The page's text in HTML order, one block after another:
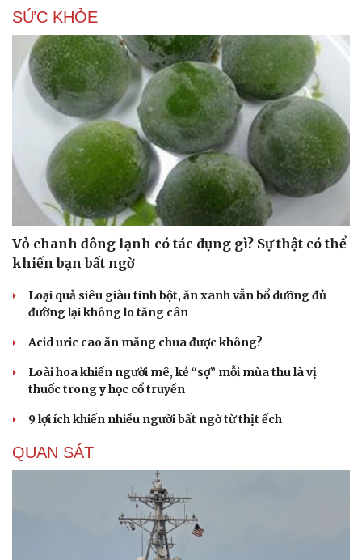
SỨC KHỎE
Vỏ chanh đông lạnh có tác dụng gì? Sự thật có thể
khiến bạn bất ngờ
Loại quả siêu giàu tinh bột, ăn xanh vẫn bổ dưỡng đủ
đường lại không lo tăng cân
Acid uric cao ăn măng chua được không?
Loài hoa khiến người mê, kẻ “sợ” mỗi mùa thu là vị
thuốc trong y học cổ truyền
9 lợi ích khiến nhiều người bất ngờ từ thịt ếch
QUAN SÁT